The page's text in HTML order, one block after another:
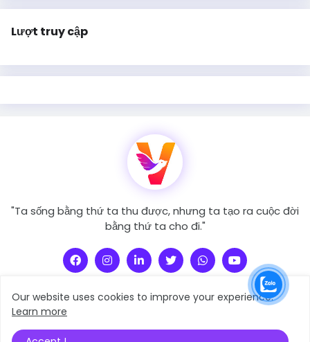
Lượt truy cập
"Ta sống bằng thứ ta thu được, nhưng ta tạo ra cuộc đời
bằng thứ ta cho đi."
Copyright © 2021 -
Our website uses cookies to improve your experience.
Learn more